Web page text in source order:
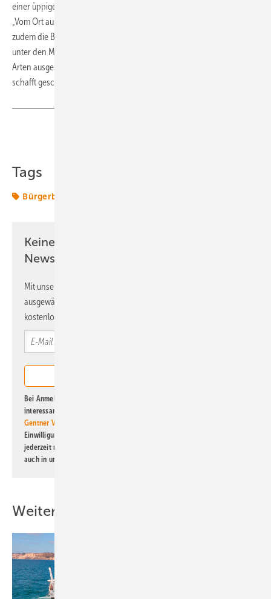
einer üppigen Grünfläche haben sie auch Wildobstbäume gepflanzt.
„Vom Ort aus sind hauptsächlich die neuen Pflanzen zu sehen, die
zudem die Biodiversität fördern“, erklärt Pascal Lang. Die Egis hat
unter den Modulen außerdem eine Wildblumenwiese mit regionalen
Arten ausgesät. Diese bietet Nahrung für Bienen und Insekten und
schafft geschützten Lebensraum für Flora und Fauna. (su)
Tags
Bürgerbeteiligung
Keine Zeit? Kein Problem mit dem ERE
Newsletter!
Mit unserem Newsletter erhalten Sie regelmäßig von uns
ausgewählte Informationen und Neuigkeiten, gebündelt und
kostenlos direkt ins Postfach.
Bei Anmeldung zu diesem Newsletter bin ich damit einverstanden, über
interessante Verlags- und Online-Angebote
Gentner Verlag GmbH & Co. KG
Einwilligung kann ich jederzeit widerrufen und eine Abmeldung ist
jederzeit möglich. Informationen zum Umgang mit Daten finden Sie
auch in unserer
Weitere Inhalte